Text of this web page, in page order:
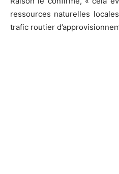
ressources naturelles
trafic routier